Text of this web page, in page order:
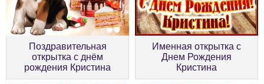
Поздравительная
открытка с днём
рождения Кристина
Именная открытка с
Днем Рождения
Кристина